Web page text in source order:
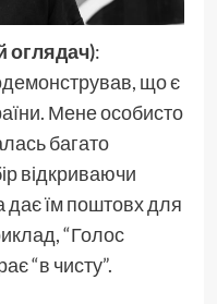
оглядач):
що є
Мене особисто
багато
відкриваючи
дає їм поштовх для
“Голос
“в чисту”.